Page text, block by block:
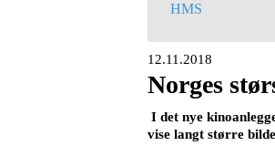
HMS
12.11.2018
Norges
I det nye
vise langt større